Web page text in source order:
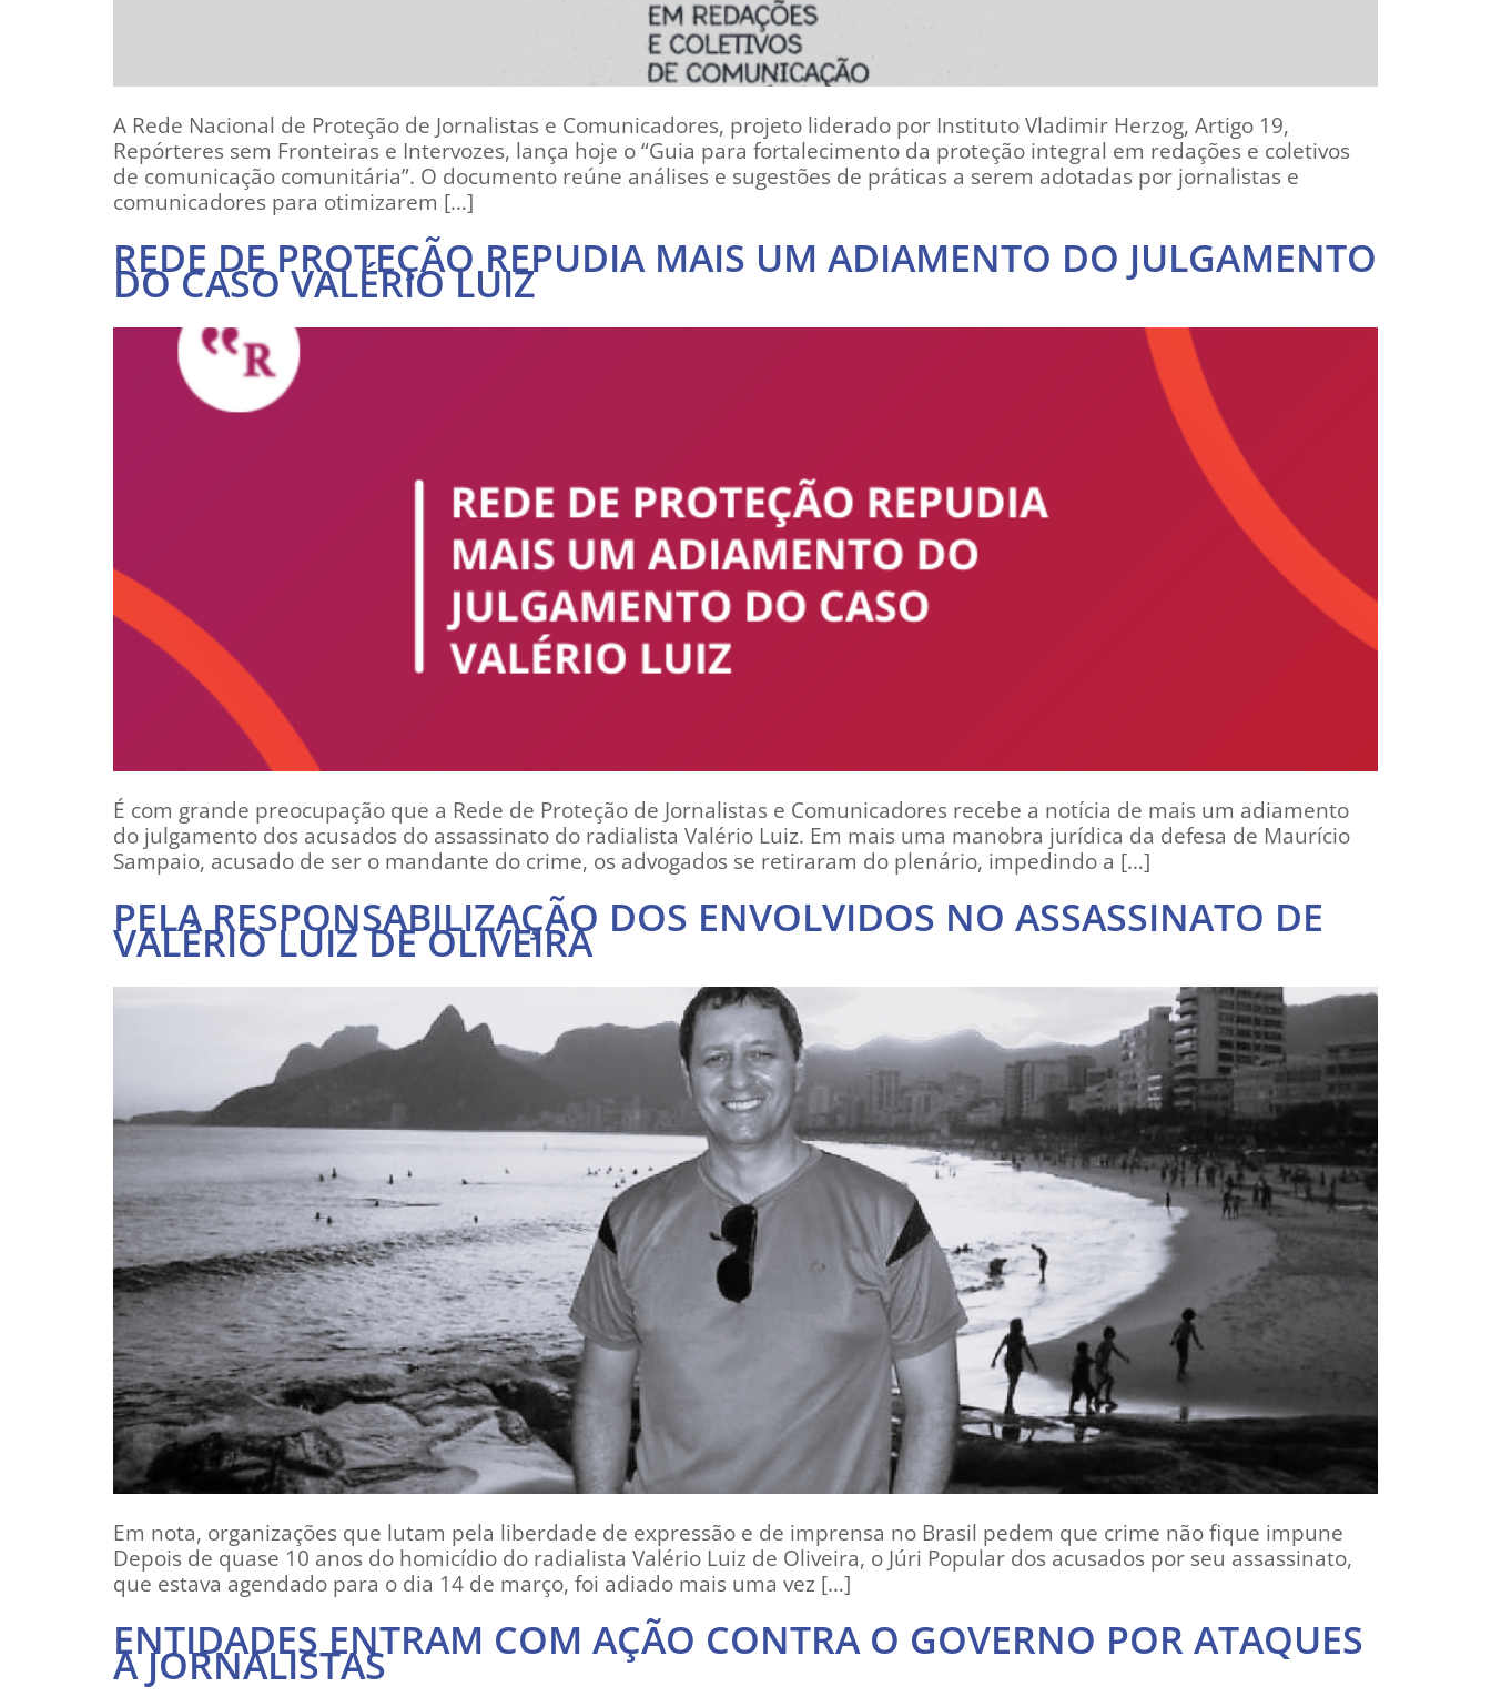
A Rede Nacional de Proteção de Jornalistas e Comunicadores, projeto liderado por Instituto Vladimir Herzog, Artigo 19,
Repórteres sem Fronteiras e Intervozes, lança hoje o “Guia para fortalecimento da proteção integral em redações e coletivos
de comunicação comunitária”. O documento reúne análises e sugestões de práticas a serem adotadas por jornalistas e
comunicadores para otimizarem […]
REDE DE PROTEÇÃO REPUDIA MAIS UM ADIAMENTO DO JULGAMENTO
DO CASO VALÉRIO LUIZ
É com grande preocupação que a Rede de Proteção de Jornalistas e Comunicadores recebe a notícia de mais um adiamento
do julgamento dos acusados do assassinato do radialista Valério Luiz. Em mais uma manobra jurídica da defesa de Maurício
Sampaio, acusado de ser o mandante do crime, os advogados se retiraram do plenário, impedindo a […]
PELA RESPONSABILIZAÇÃO DOS ENVOLVIDOS NO ASSASSINATO DE
VALÉRIO LUIZ DE OLIVEIRA
Em nota, organizações que lutam pela liberdade de expressão e de imprensa no Brasil pedem que crime não fique impune
Depois de quase 10 anos do homicídio do radialista Valério Luiz de Oliveira, o Júri Popular dos acusados por seu assassinato,
que estava agendado para o dia 14 de março, foi adiado mais uma vez […]
ENTIDADES ENTRAM COM AÇÃO CONTRA O GOVERNO POR ATAQUES
A JORNALISTAS